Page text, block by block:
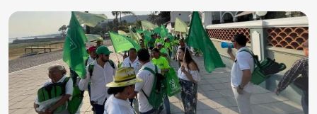
únete
SEMANARIO
LAGUNA
por
$
150